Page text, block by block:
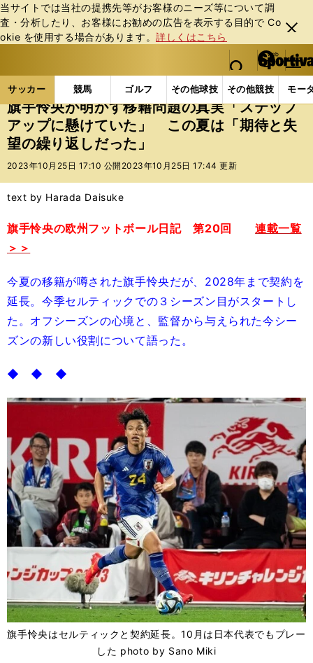
当サイトでは当社の提携先等がお客様のニーズ等について調
査・分析したり、お客様にお勧めの広告を表⽰する⽬的で Co
okie を使⽤する場合があります。詳しくはこちら
閉じ
る
web Sportiva (webスポルティーバ)
検索
マイペ
ー
ジ
メニュ
サッカー 競馬 ゴルフ その他球技 その他競技 モー
ス
ポ
ル
テ
ー
バ
サッカーの記事一覧 海外サッカー 海外サッカー
旗手怜央が明かす移籍問題の真実「ステップ
アップに懸けていた」 この夏は「期待と失
望の繰り返しだった」
2023年10月25日 17:10 公開 2023年10月25日 17:44 更新
text by Harada Daisuke
旗手怜央の欧州フットボール日記 第20回
連載一覧
＞＞
今夏の移籍が噂された旗手怜央だが、2028年まで契約を
延長。今季セルティックでの３シーズン目がスタートし
た。オフシーズンの心境と、監督から与えられた今シー
ズンの新しい役割について語った。
◆ ◆ ◆
旗手怜央はセルティックと契約延長。10月は日本代表でもプレー
した photo by Sano Miki